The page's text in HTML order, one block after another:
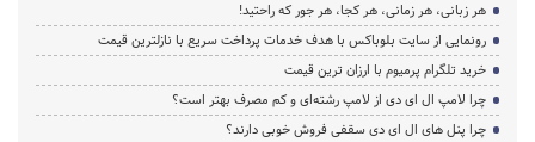
هر زبانی، هر زمانی، هر کجا، هر جور که راحتید!
رونمایی از سایت بلوباکس با هدف خدمات پرداخت سریع با نازلترین قیمت
خرید تلگرام پرمیوم با ارزان ترین قیمت
چرا لامپ ال ای دی از لامپ رشته‌ای و کم مصرف بهتر است؟
چرا پنل های ال ای دی سقفی فروش خوبی دارند؟